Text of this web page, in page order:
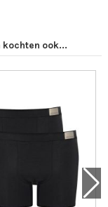
ook...